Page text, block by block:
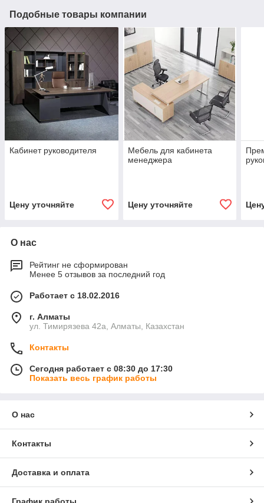
Подобные товары компании
Кабинет руководитeля
Цену уточняйте
Мебель для кабинета
менеджера
Цену уточняйте
О нас
Рейтинг не сформирован
Менее 5 отзывов за последний год
Работает с 18.02.2016
г. Алматы
ул. Тимирязева 42а, Алматы, Казахстан
Контакты
Сегодня работает с 08:30 до 17:30
Показать весь график работы
О нас
Контакты
Доставка и оплата